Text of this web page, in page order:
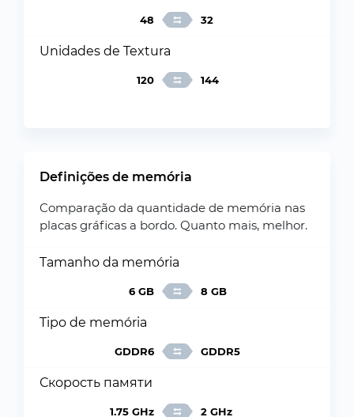
48 32
Unidades de Textura
120 144
Definições de memória
Comparação da quantidade de memória nas
placas gráficas a bordo. Quanto mais, melhor.
Tamanho da memória
6 GB 8 GB
Tipo de memória
GDDR6 GDDR5
Скорость памяти
1.75 GHz 2 GHz